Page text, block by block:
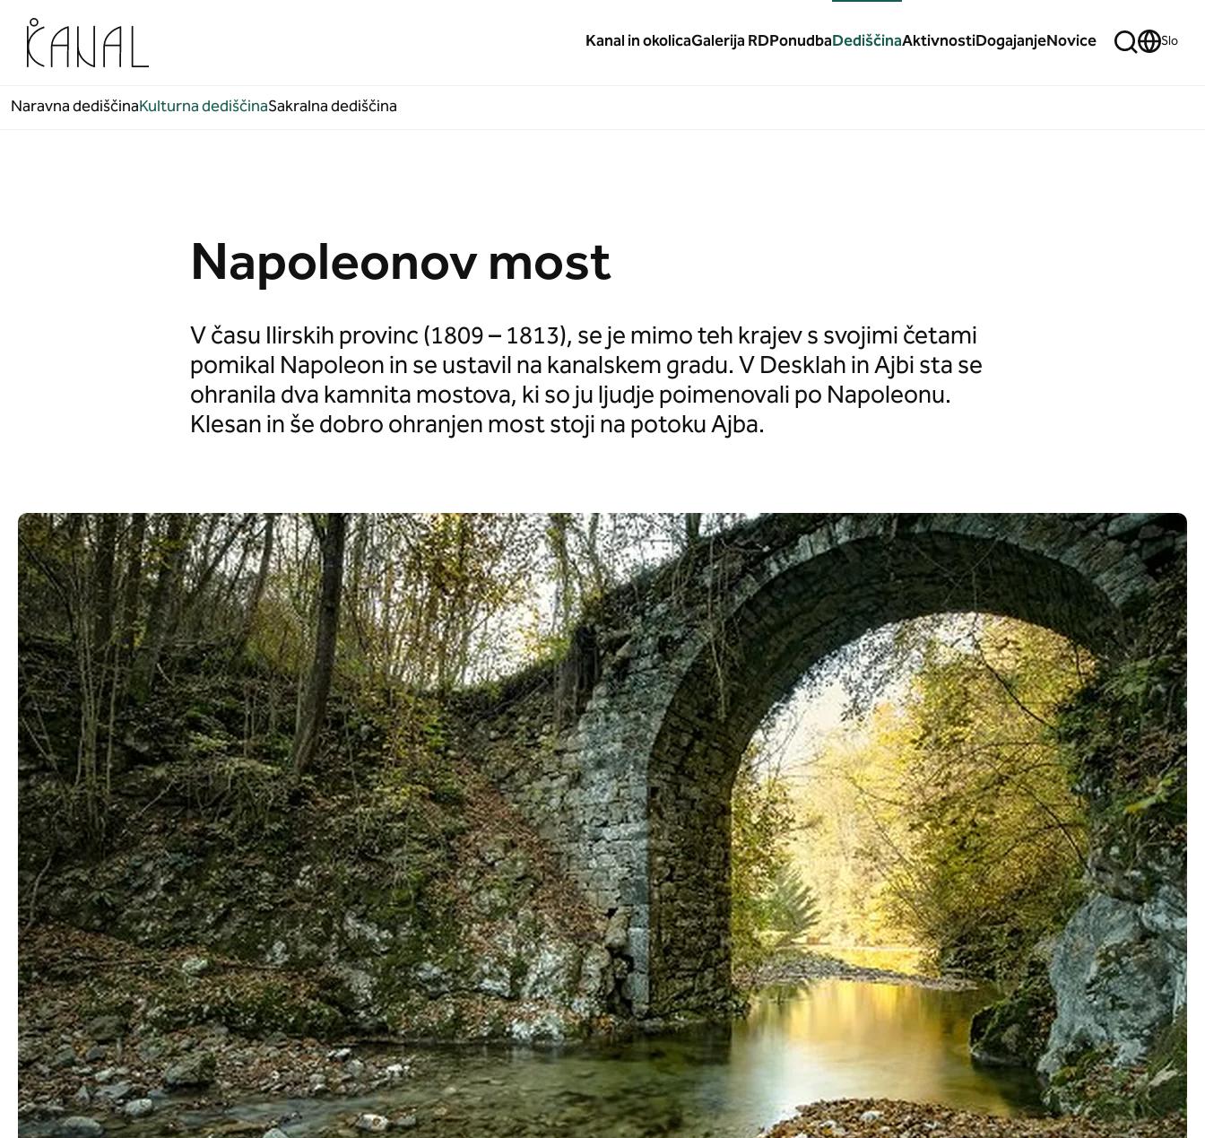
Kanal in okolicaGalerija RDPonudbaDediščinaAktivnostiDogajanjeNovice Slo
Naravna dediščinaKulturna dediščinaSakralna dediščina
Napoleonov most
V času Ilirskih provinc (1809 – 1813), se je mimo teh krajev s svojimi četami
pomikal Napoleon in se ustavil na kanalskem gradu. V Desklah in Ajbi sta se
ohranila dva kamnita mostova, ki so ju ljudje poimenovali po Napoleonu.
Klesan in še dobro ohranjen most stoji na potoku Ajba.